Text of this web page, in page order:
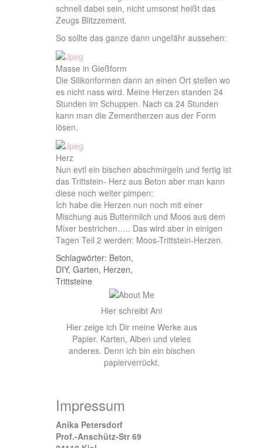
schnell dabei sein, nicht umsonst heißt das
Zeugs Blitzzement.
So sollte das ganze dann ungefähr aussehen:
Masse in Gießform
Die Silikonformen dann an einen Ort stellen wo
es nicht nass wird. Meine Herzen standen 24
Stunden im Schuppen. Nach ca 24 Stunden
kann man die Zementherzen aus der Form
lösen.
Herz
Nun evtl ein bischen abschmirgeln und fertig ist
das Trittstein- Herz aus Beton aber man kann
diese noch weiter pimpen:
Ich habe die Herzen nun noch mit einer
Mischung aus Buttermilch und Moos aus dem
Mixer bestrichen….. Das wird aber in einigen
Tagen Teil 2 werden: Moos-Trittstein-Herzen.
Schlagwörter: Beton,
DIY, Garten, Herzen,
Trittsteine
Hier schreibt Ani
Hier zeige ich Dir meine Werke aus
Papier. Karten, Alben und vieles
anderes. Denn ich bin ein bischen
papierverrückt.
Impressum
Anika Petersdorf
Prof.-Anschütz-Str 69